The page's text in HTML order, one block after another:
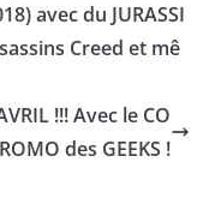
avec du JURASSI
Creed et mê
!!! Avec le CO
des GEEKS !